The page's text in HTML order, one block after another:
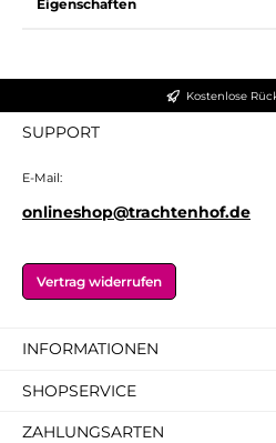
Eigenschaften
Kostenlose
SUPPORT
E-Mail:
onlineshop@trachtenhof.de
Vertrag widerrufen
INFORMATIONEN
SHOPSERVICE
ZAHLUNGSARTEN